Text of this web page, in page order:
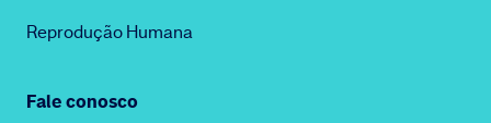
Reprodução Humana
Fale conosco